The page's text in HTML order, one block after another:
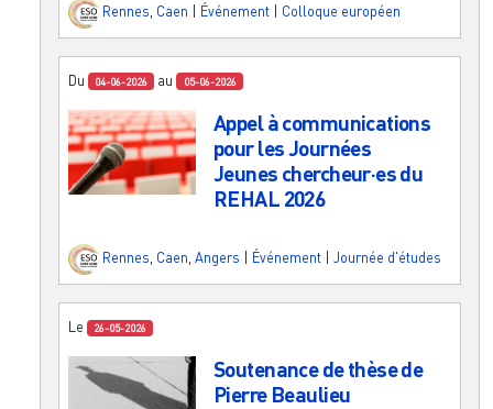
Rennes Caen Événement Colloque européen
Du 04-06-2026 au 05-06-2026
Appel à communications
pour les Journées
Jeunes chercheur·es du
REHAL 2026
Rennes, Caen, Angers Événement Journée d'études
Le 26-05-2026
Soutenance de thèse de
Pierre Beaulieu